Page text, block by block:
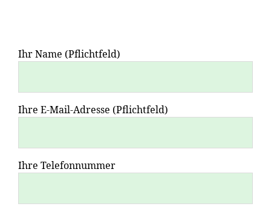
Ihr Name (Pflichtfeld)
Ihre E-Mail-Adresse (Pflichtfeld)
Ihre Telefonnummer